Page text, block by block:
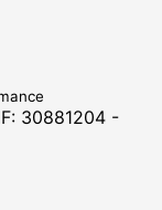
30881204 -